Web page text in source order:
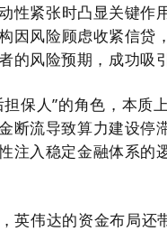
性紧张时凸显关键作
因风险顾虑收紧信贷
的风险预期，成功吸
担保人”的角色，本质
断流导致算力建设停
注入稳定金融体系的
英伟达的资金布局还